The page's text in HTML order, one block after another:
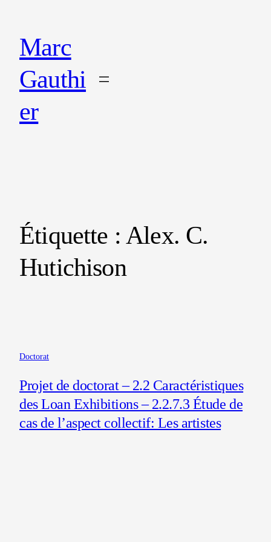
Marc
Gauthi
er
Étiquette :Alex. C.
Hutichison
Doctorat
Projet de doctorat – 2.2 Caractéristiques
des Loan Exhibitions – 2.2.7.3 Étude de
cas de l’aspect collectif: Les artistes